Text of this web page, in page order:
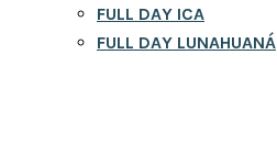
FULL DAY ICA
FULL DAY LUNAHUANÁ